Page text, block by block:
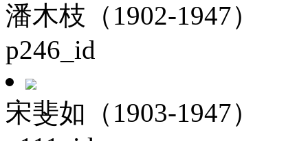
潘木枝（1902-1947）
p246_id
宋斐如（1903-1947）